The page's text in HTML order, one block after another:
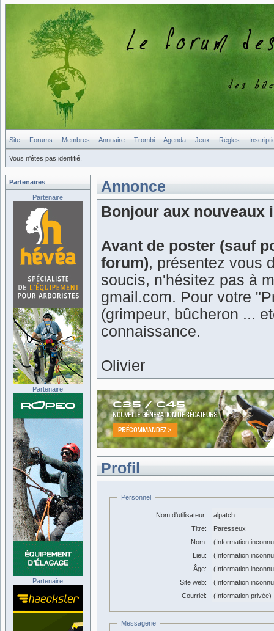
Site Forums Membres Annuaire Trombi Agenda Jeux Règles
Vous n'êtes pas identifié.
Annonce
Bonjour aux nouveaux
Avant de poster (sauf
forum), présentez vous
soucis, n'hésitez pas à
gmail.com. Pour votre
(grimpeur, bûcheron ...
connaissance.
Olivier
Profil
Personnel
Nom d'utilisateur:
alpatch
Titre:
Paresseux
Nom:
(Information
Lieu:
(Information
Âge:
(Information
Site web:
(Information
Courriel:
(Information privée)
Messagerie
Partenaires
Partenaire
Partenaire
Partenaire